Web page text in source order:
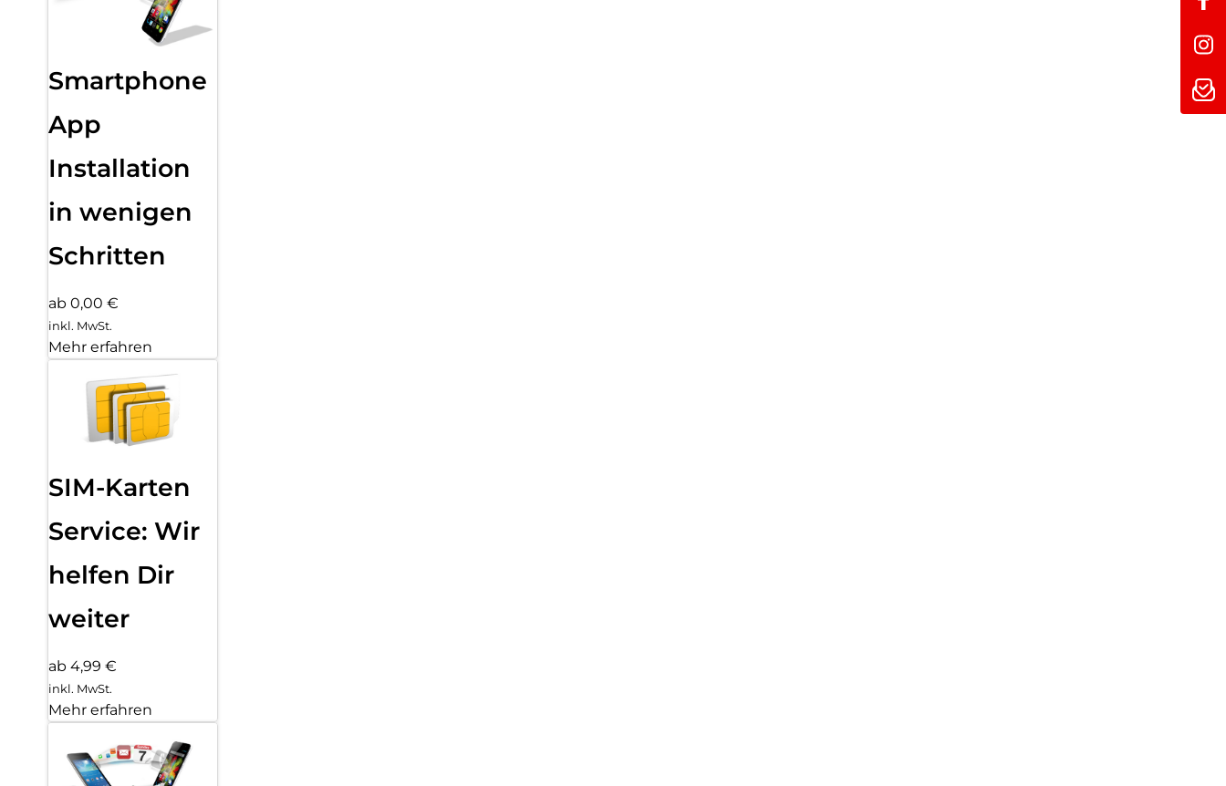
Smartphone
App
Installation
in wenigen
Schritten
ab 0,00 €
inkl. MwSt.
Mehr erfahren
SIM-Karten
Service: Wir
helfen Dir
weiter
ab 4,99 €
inkl. MwSt.
Mehr erfahren